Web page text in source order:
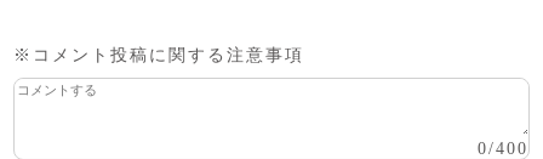
※コメント投稿に関する注意事項
0/400